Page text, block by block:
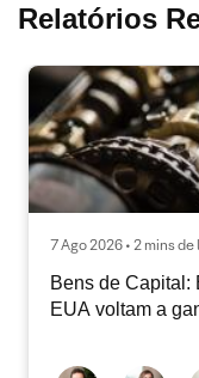
Relatórios
7 Ago 2026 • 2 mins
Bens de Capital:
EUA voltam a